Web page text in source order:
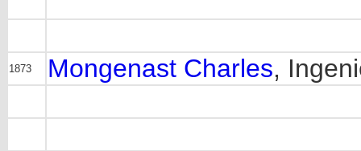
1873 Mongenast Charles,